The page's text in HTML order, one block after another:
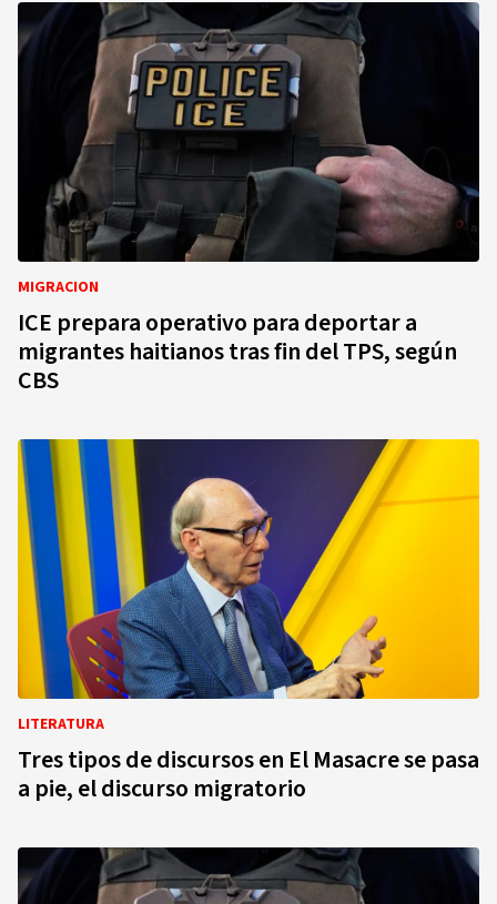
MIGRACION
ICE prepara operativo para deportar a
migrantes haitianos tras fin del TPS, según
CBS
LITERATURA
Tres tipos de discursos en El Masacre se pasa
a pie, el discurso migratorio